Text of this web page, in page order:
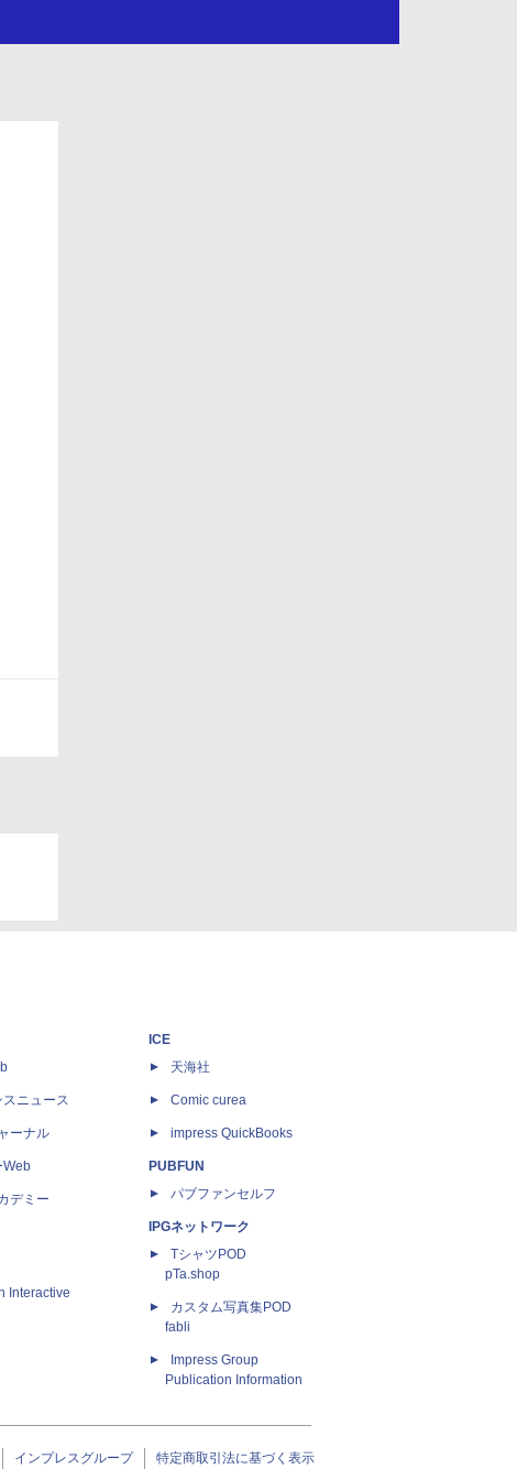
ニュース
ーナル
Web
デミー
Interactive
ICE
天海社
Comic curea
impress QuickBooks
PUBFUN
パブファンセルフ
IPGネットワーク
TシャツPOD
pTa.shop
カスタム写真集POD
fabli
Impress Group
Publication Information
インプレスグループ 特定商取引法に基づく表示